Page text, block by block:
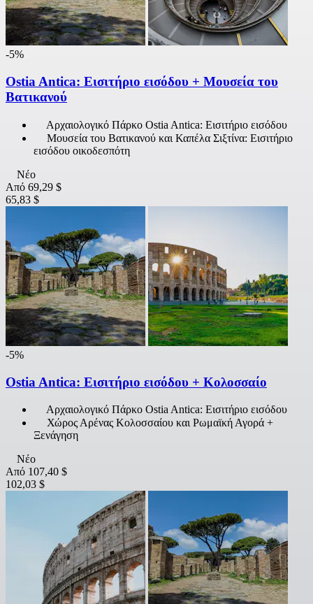
-5%
Ostia Antica: Εισιτήριο εισόδου + Μουσεία του
Βατικανού
Αρχαιολογικό Πάρκο Ostia Antica: Εισιτήριο εισόδου
Μουσεία του Βατικανού και Καπέλα Σιξτίνα: Εισιτήριο
εισόδου οικοδεσπότη
Νέο
Από 69,29 $
65,83 $
-5%
Ostia Antica: Εισιτήριο εισόδου + Κολοσσαίο
Αρχαιολογικό Πάρκο Ostia Antica: Εισιτήριο εισόδου
Χώρος Αρένας Κολοσσαίου και Ρωμαϊκή Αγορά +
Ξενάγηση
Νέο
Από 107,40 $
102,03 $